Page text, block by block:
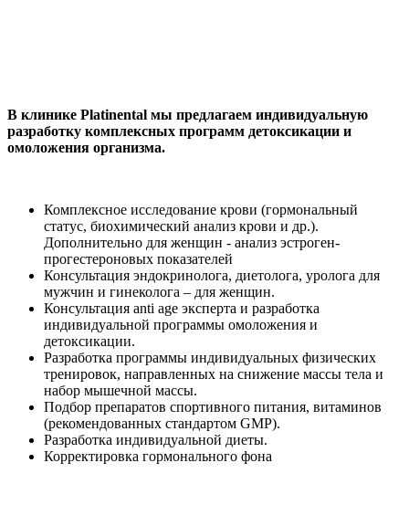
В клинике Platinental мы предлагаем индивидуальную
разработку комплексных программ детоксикации и
омоложения организма.
Комплексное исследование крови (гормональный
статус, биохимический анализ крови и др.).
Дополнительно для женщин - анализ эстроген-
прогестероновых показателей
Консультация эндокринолога, диетолога, уролога для
мужчин и гинеколога – для женщин.
Консультация anti age эксперта и разработка
индивидуальной программы омоложения и
детоксикации.
Разработка программы индивидуальных физических
тренировок, направленных на снижение массы тела и
набор мышечной массы.
Подбор препаратов спортивного питания, витаминов
(рекомендованных стандартом GMP).
Разработка индивидуальной диеты.
Корректировка гормонального фона